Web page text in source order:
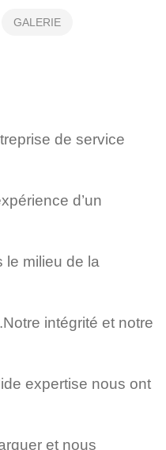
PAPIER PEINT -ROULEAU
GALERIE
de service
d’un
le milieu de la
Notre intégrité et notre
expertise nous ont
et nous